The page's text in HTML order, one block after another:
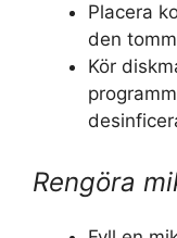
Placera
den
Kör
Rengöra